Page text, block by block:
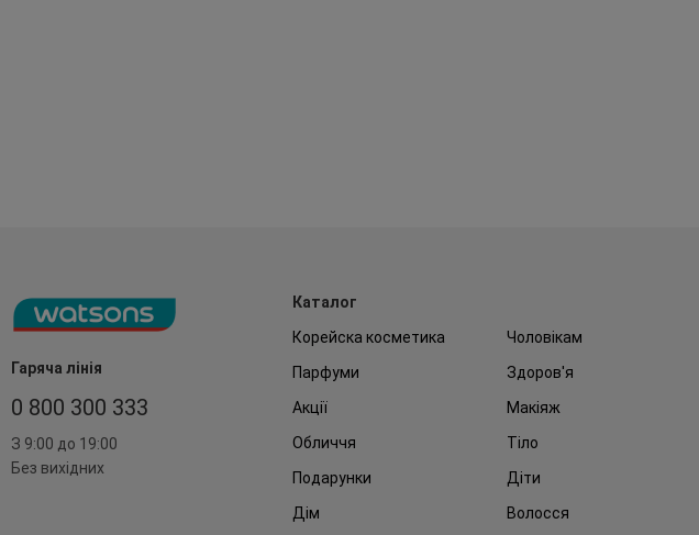
Гаряча лінія
0 800 300 333
З 9:00 до 19:00
Без вихідних
Каталог
Корейска косметика
Чоловікам
Парфуми
Здоров'я
Акції
Макіяж
Обличчя
Тіло
Подарунки
Діти
Дім
Волосся